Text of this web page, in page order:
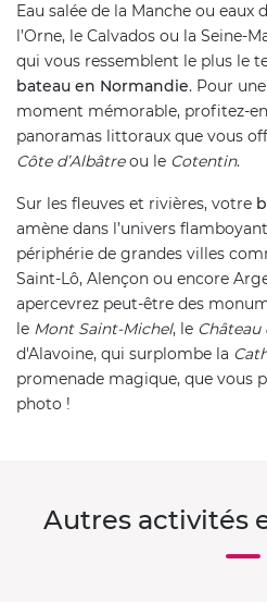
Eau salée de la Manche ou eaux
l’Orne, le Calvados ou la Seine-
qui vous ressemblent le plus le
bateau en Normandie. Pour
moment mémorable, profitez-
panoramas littoraux que vous
Côte d’Albâtreou le Cotentin.
Sur les fleuves et rivières, votre
amène dans l’univers
périphérie de grandes villes
Saint-Lô, Alençon ou encore
apercevrez peut-être des
le Mont Saint-Michel, le Château
d'Alavoine, qui surplombe la
promenade magique, que vous
photo !
Autres activités